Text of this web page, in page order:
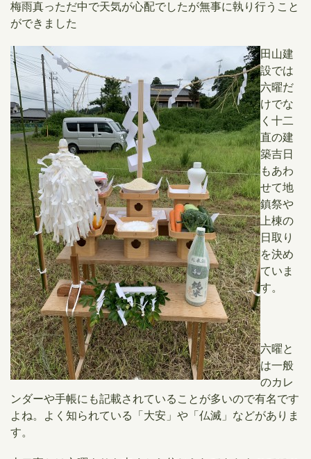
梅雨真っただ中で天気が心配でしたが無事に執り行うこと
ができました
田山建
設では
六曜だ
けでな
く十二
直の建
築吉日
もあわ
せて地
鎮祭や
上棟の
日取り
を決め
ていま
す。
六曜と
は一般
のカレ
ンダーや手帳にも記載されていることが多いので有名です
よね。よく知られている「大安」や「仏滅」などがありま
す。